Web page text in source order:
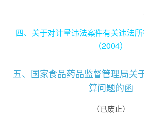
二000年四
四、关于对计量违法案件有关违法
（2004）
五、国家食品药品监督管理局关
算问题的函
（已废止）